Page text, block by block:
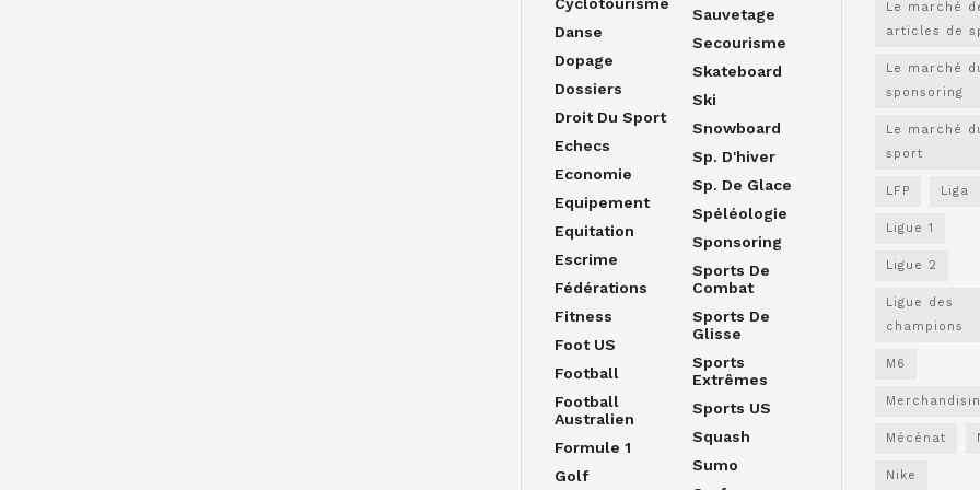
Cyclotourisme
Danse
Dopage
Dossiers
Droit Du Sport
Echecs
Economie
Equipement
Equitation
Escrime
Fédérations
Fitness
Foot US
Football
Football
Australien
Formule 1
Golf
Sauvetage
Secourisme
Skateboard
Ski
Snowboard
Sp. D'hiver
Sp. De Glace
Spéléologie
Sponsoring
Sports De
Combat
Sports De
Glisse
Sports
Extrêmes
Sports US
Squash
Sumo
Le marché
articles de
Le marché
sponsoring
Le marché
sport
LFP Liga
Ligue 1
Ligue 2
Ligue des
champions
M6
Mécénat
Nike